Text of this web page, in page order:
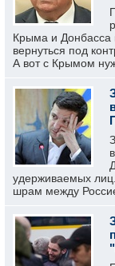
Крыма и Донбасса
вернуться под
А вот с Крымом
удерживаемых
шрам между